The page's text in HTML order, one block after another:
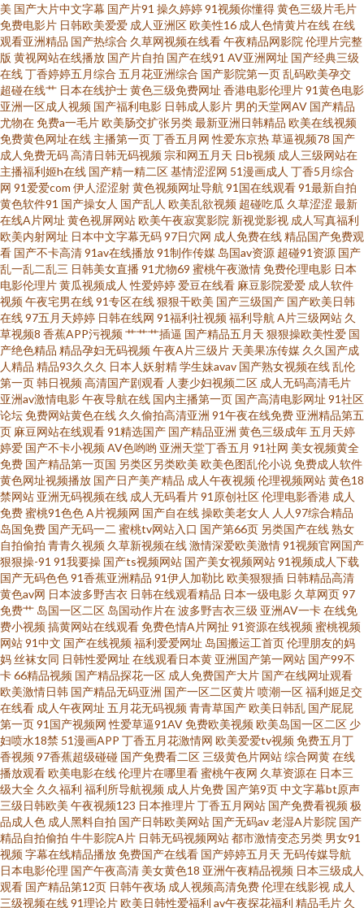
久曰 国内精品久久 91日韩在 AA性爱免费看 蜜桃精品视频一区 日韩爱爱在线
观看 99人与兽 亚洲伊人色色网 视频福利在线看 天堂网无码 丝足交在线 欧美
精选第一页 91黄色次元 日韩图片1区 97人妻资源总站 亚洲欧美亚洲欧美 成
人品网站在线观看 日韩精品3区2区 AV穴夫天堂影视 亚洲福利成人 含羞草影
院在线观看 操逼电彭 免费色网 国产精品一区二区91 豆花社区网站免费 蜜桃
无码专区 蜜桃九一 男人天堂导航 亚洲欧美在线网址 AV东京热黄色网 白丝高
跟美女内射 80s. 爆操白丝 51操免费在线观看 综合国产产品一区 91视频逼网
站 肏久久 91夫妻海角论坛 少妇人妻一区二区 草逼视频网站 综合激情网 亚洲
影院老司机V 午夜精品福利视频导航 日本伪娘自慰射精 婷婷的伍月天 97超碰
网址 黄色小视频入口 一线TV免费观看网站 久久精品网站 日本免费网站 韩日
美女网站 黄污片 午夜在线电影 福利社一分钟 网站久久|精品国产自在 少妇一
区三区四区 豆花社区免费跳转入口 综合另类成人在线 国产一区二区国产精品
www五月天久久 欧美久久精品国产 午夜大香蕉AV 亚洲免费色色 欧美性爱AB
色成人网 欧美交性视频一区二区 超碰97资源 草逼视频网 女生被男生草视频
97超碰在线免费 成人免费在线观看嗯啊 久草视频蜜桃视频 国产自拍色图 国
产第5页 国产精品福利姬自慰 WWW.com91成人福利视频 蜜桃青草91久久
91色狼 自拍偷窥综合网 成人动漫在线观看 国产三级综合在线 国产九一在线
亚洲另类文学 国产精伦 最新极品国产福利 狼人综合五月精品 91抖免费看nb
中文字幕狠狠操综合 国产传媒视频一区 韩日无码av 免费观看18视频 含羞草
影院福利院 久久久国产传媒在线 日韩激情图区网站 国产色色在线 草逼免费
直接看 人妖人妖 91刺激小视频 天堂午夜女优 国产第113页 丝袜美女视频91
国产精品品 91啪在线 男人天堂去干网 老湿机国产视频 东京热网址网站 欧美
美 国产大片中文字幕 国产片91 操久婷婷91视频你懂得黄色三级片毛片
免费电影片 日韩欧美爱爱 成人亚洲区欧美性16 成人色情黄片在线在线
观看亚洲精品 国产热综合 久草网视频在线看午夜精品网影院 伦理片完整
版 黄视网站在线播放 国产片自拍 国产在线91 AV亚洲网址 国产经典三级
在线丁香婷婷五月综合 五月花亚洲综合 国产影院第一页乱码欧美孕交
超碰在线艹 日本在线护士黄色三级免费网址 香港电影伦理片91黄色电影
亚洲一区成人视频 国产福利电影 日韩成人影片 男的天堂网AV 国产精品
尤物在免费a一毛片欧美肠交扩张另类最新亚洲日韩精品 欧美在线视频
免费黄色网址在线 主播第一页丁香五月网 性爱东京热草逼视频78 国产
成人免费无码高清日韩无码视频 宗和网五月天 日b视频 成人三级网站在
主播福利姬h在线 国产精一精二区基情涩涩网 51漫画成人 丁香5月综合
网 91爱爱com 伊人涩涩射黄色视频网址导航 91国在线观看91最新自拍
黄色软件91 国产操女人 国产乱人 欧美乱欲视频 超碰吃瓜 久草涩涩 最新
在线A片网址 黄色视屏网站欧美午夜寂寞影院 新视觉影视 成人写真福利
欧美内射网址 日本中文字幕无码97日穴网 成人免费在线精品国产免费观
看 国产不卡高清91av在线播放91制作传媒 岛国av资源 超碰91资源 国产
乱一乱二乱三 日韩美女直播91尤物69 蜜桃午夜激情免费伦理电影 日本
电影伦理片黄瓜视频成人 性爱婷婷爱豆在线看 麻豆影院爱爱 成人软件
视频午夜宅男在线91专区在线狠狠干欧美 国产三级国产 国产欧美日韩
在线97五月天婷婷 日韩在线网 91福利社视频福利导航 A片三级网站 久
草视频8 香蕉APP污视频艹艹艹插逼 国产精品五月天 狠狠操欧美性爱 国
产绝色精品 精品孕妇无码视频午夜A片三级片 天美果冻传媒 久久国产成
人精品 精品93久久久 日本人妖射精学生妹avav 国产熟女视频在线乱伦
第一页韩日视频高清国产剧观看 人妻少妇视频二区 成人无码高清毛片
亚洲av激情电影午夜导航在线 国内主播第一页 国产高清电影网址 91社区
论坛免费网站黄色在线 久久偷拍高清亚洲 91午夜在线免费 亚洲精品第五
页 麻豆网站在线观看91精选国产 国产精品亚洲 黄色三级成年五月天婷
婷爱 国产不卡小视频AV色哟哟 亚洲天堂丁香五月 91社网 美女视频黄全
免费 国产精品第一页国 另类区另类欧美 欧美色图乱伦小说免费成人软件
黄色网址视频播放 国产日产美产精品 成人午夜视频伦理视频网站黄色18
禁网站 亚洲无码视频在线 成人无码看片91原创社区伦理电影香港 成人
免费蜜桃91色色A片视频网 国产自在线操欧美老女人 人人97综合精品
岛国免费 国产无码一二 蜜桃tv网站入口 国产第66页 另类国产在线熟女
自拍偷拍 青青久视频 久草新视频在线激情深爱欧美激情91视频官网国产
狠狠操-91 91我要操 国产ts视频网站 国产美女视频网站91视频成人下载
国产无码色色91香蕉亚洲精品 91伊人加勒比欧美狠狠插 日韩精品高清
黄色av网 日本波多野吉衣 日韩在线观看精品 日本一级电影 久草网页97
免费艹 岛国一区二区 岛国动作片在波多野吉衣三级 亚洲AV一卡在线免
费小视频搞黄网站在线观看免费色情A片网扯 91资源在线视频蜜桃视频
网站91中文 国产在线视频福利爱爱网址 岛国搬运工首页伦理朋友的妈
妈丝袜女同 日韩性爱网址 在线观看日本黄 亚洲国产第一网站 国产99不
卡66精品视频 国产精品探花一区 成人免费国产大片 国产在线网址观看
欧美激情日韩 国产精品无码亚洲 国产一区二区黄片喷潮一区福利姬足交
在线看 成人午夜网址 五月花无码视频青青草国产欧美日韩乱 国产屁屁
第一页91国产视频网 性爱草逼91AV免费欧美视频欧美岛国一区二区 少
妇喷水18禁 51漫画APP 丁香五月花激情网 欧美爱爱tv视频免费五月丁
香视频97香蕉超级碰碰 国产免费看二区 三级黄色片网站综合网黄在线
播放观看欧美电影在线伦理片在哪里看蜜桃午夜网 久草资源在 日本三
级大全 久久福利 福利所导航视频 成人片免费 国产第9页中文字幕bt原声
三级日韩欧美 午夜视频123 日本推理片丁香五月网站 国产免费看视频极
品成人色 成人黑料自拍 国产日韩欧美网站 国产无码av老湿A片影院 国产
精品自拍偷拍 牛牛影院A片 日韩无码视频网站都市激情变态另类 男女91
视频字幕在线精品播放免费国产在线看 国产婷婷五月天 无码传媒导航
日本电影伦理 国产午夜高清 美女黄色18 亚洲午夜精品视频 日本三级成人
观看 国产精品第12页 日韩午夜场 成人视频高清免费伦理在线影视 成人
三级视频在线91理论片欧美日韩性爱福利 av午夜探花福利 精品毛片 久